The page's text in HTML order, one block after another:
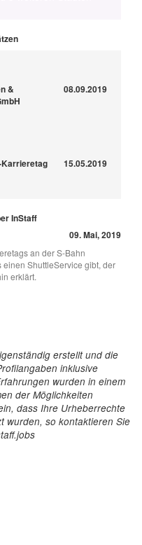
&
08.09.2019
15.05.2019
InStaff
09. Mai, 2019
an der S-Bahn
ShuttleService gibt, der
erklärt.
erstellt und die
inklusive
wurden in einem
der Möglichkeiten
dass Ihre Urheberrechte
wurden, so kontaktieren Sie